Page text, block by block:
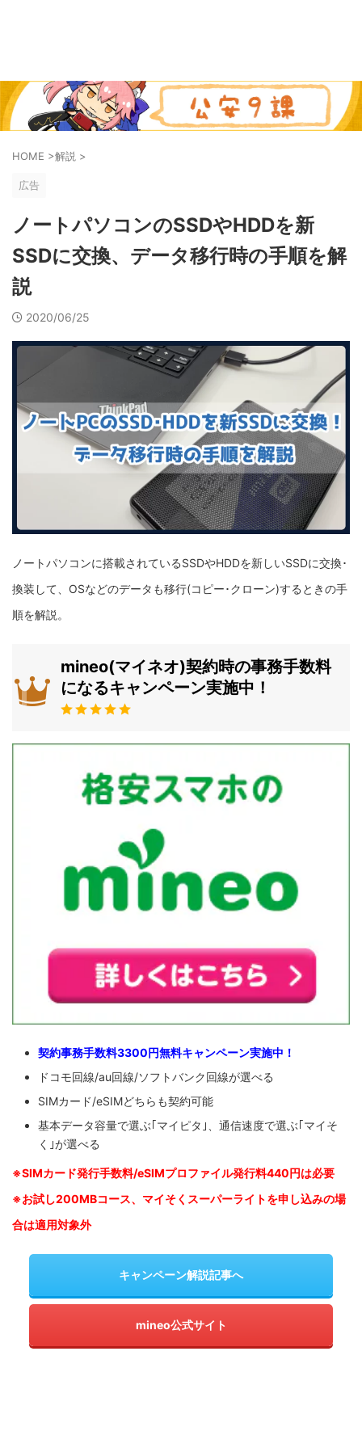
HOME >解説 >
広告
ノートパソコンのSSDやHDDを新
SSDに交換、データ移行時の手順を解
説
2020/06/25
ノートパソコンに搭載されているSSDやHDDを新しいSSDに交換･
換装して、OSなどのデータも移行(コピー･クローン)するときの手
順を解説。
mineo(マイネオ)契約時の事務手数料
になるキャンペーン実施中！
契約事務手数料3300円無料キャンペーン実施中！
ドコモ回線/au回線/ソフトバンク回線が選べる
SIMカード/eSIMどちらも契約可能
基本データ容量で選ぶ｢マイピタ｣、通信速度で選ぶ｢マイそ
く｣が選べる
※SIMカード発行手数料/eSIMプロファイル発行料440円は必要
※お試し200MBコース、マイそくスーパーライトを申し込みの場
合は適用対象外
キャンペーン解説記事へ
mineo公式サイト